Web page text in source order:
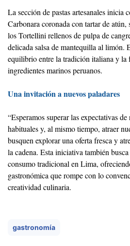
La sección de pastas artesanales inicia
Carbonara coronada con tartar de
los Tortellini rellenos de pulpa de
delicada salsa de mantequilla al limón.
equilibrio entre la tradición italiana y la
ingredientes marinos peruanos.
Una invitación a nuevos paladares
“Esperamos superar las expectativas
habituales y, al mismo tiempo, atraer
busquen explorar una oferta fresca y
la cadena. Esta iniciativa también
consumo tradicional en Lima,
gastronómica que rompe con lo
creatividad culinaria.
gastronomía